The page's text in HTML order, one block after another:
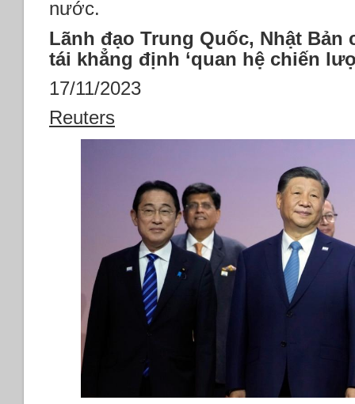
nước.
Lãnh đạo Trung Quốc, Nhật Bản
tái khẳng định ‘quan hệ chiến
17/11/2023
Reuters